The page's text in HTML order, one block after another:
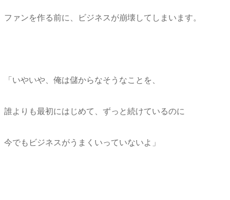
ファンを作る前に、ビジネスが崩壊してしまいます。
「いやいや、俺は儲からなそうなことを、
誰よりも最初にはじめて、ずっと続けているのに
今でもビジネスがうまくいっていないよ」